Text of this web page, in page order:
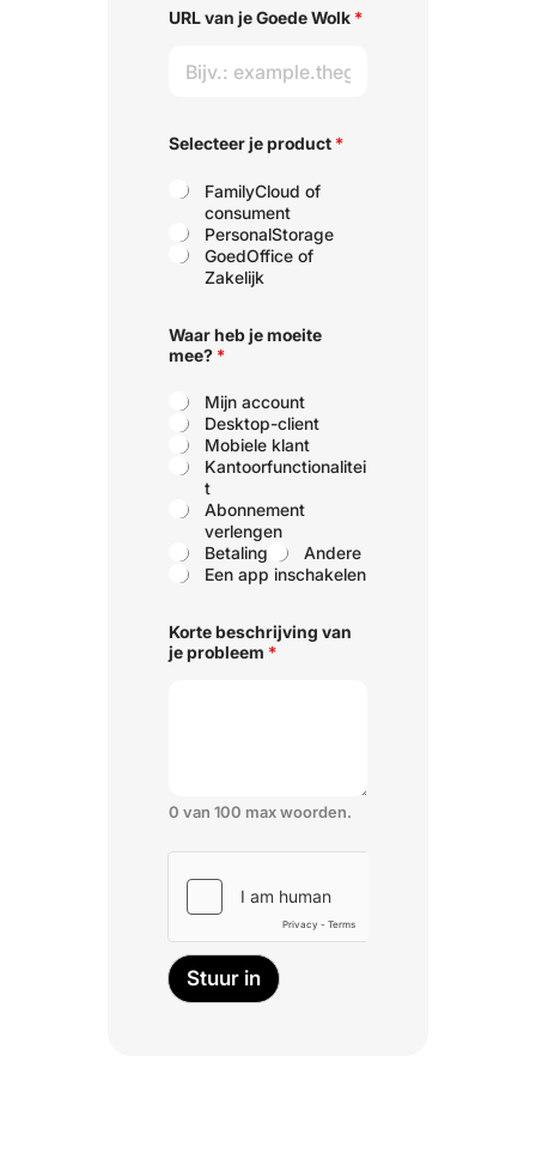
URL van je Goede Wolk *
Selecteer je product *
FamilyCloud of
consument
PersonalStorage
GoedOffice of
Zakelijk
a
n
Waar heb je moeite
mee? *
Mijn account
Desktop-client
Mobiele klant
Kantoorfunctionalitei
t
Abonnement
verlengen
Betaling
Andere
Een app inschakelen
Korte beschrijving van
je probleem *
0 van 100 max woorden.
Stuur in